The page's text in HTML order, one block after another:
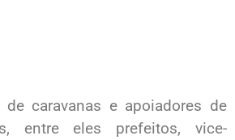
caravanas e apoiadores de
entre eles prefeitos, vice-